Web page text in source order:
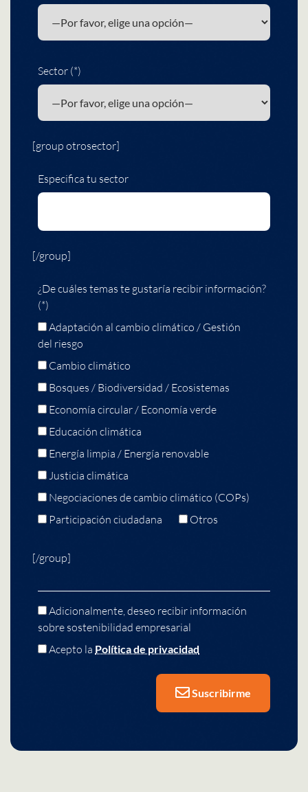
Sector (*)
[group otrosector]
Especifica tu sector
[/group]
¿De cuáles temas te gustaría recibir información?
(*)
Adaptación al cambio climático / Gestión
del riesgo
Cambio climático
Bosques / Biodiversidad / Ecosistemas
Economía circular / Economía verde
Educación climática
Energía limpia / Energía renovable
Justicia climática
Negociaciones de cambio climático (COPs)
Participación ciudadana
Otros
[/group]
Adicionalmente, deseo recibir información
sobre sostenibilidad empresarial
Acepto la Política de privacidad
Suscribirme